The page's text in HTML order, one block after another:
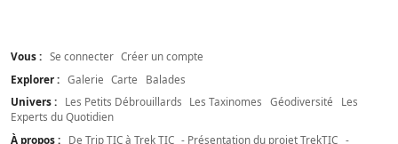
Vous : Se connecter Créer un compte
Explorer : Galerie Carte
Balades
Univers :
Les Petits Débrouillards Les Taxinomes Géodiversité
Les
Experts du Quotidien
À propos :
De Trip TIC à Trek TIC - Présentation du projet TrekTIC -